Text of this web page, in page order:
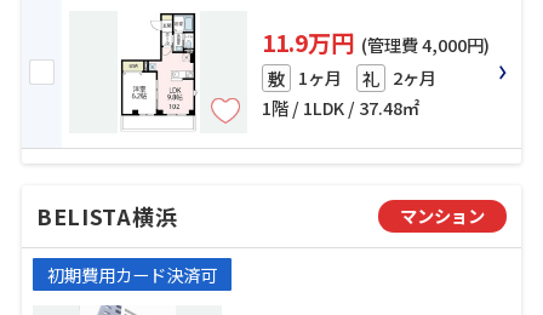
11.9万円 (管理費 4,000円)
敷 1ヶ月 礼 2ヶ月
1階 / 1LDK / 37.48㎡
BELISTA横浜 マンション
初期費用カード決済可